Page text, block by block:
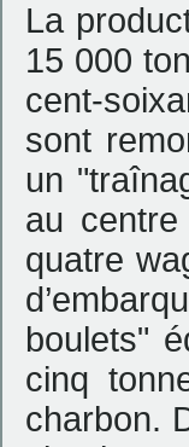
La
15 000
cent-
sont
un
au
quatre
boulets"
cinq
charbon.